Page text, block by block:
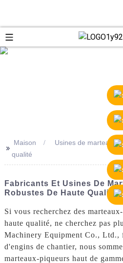
>>
Maison
Usines de marteaux-
qualité
Fabricants Et Usines De
Robustes De Haute Qualité
Si vous recherchez des
haute qualité, ne cherchez pas
Machinery Equipment Co., Ltd.,
d'engins de chantier, nous
marteaux-piqueurs haut de